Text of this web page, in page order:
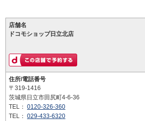
店舗名
ドコモショップ日立北店
住所/電話番号
〒319-1416
茨城県日立市田尻町4-6-36
TEL： 0120-326-360
TEL： 029-433-6320